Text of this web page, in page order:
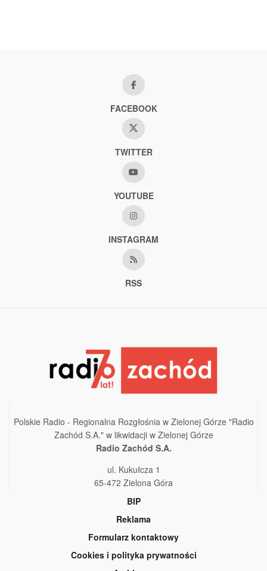
FACEBOOK
TWITTER
YOUTUBE
INSTAGRAM
RSS
Polskie Radio - Regionalna Rozgłośnia w Zielonej Górze "Radio
Zachód S.A." w likwidacji w Zielonej Górze
Radio Zachód S.A.
ul. Kukułcza 1
65-472 Zielona Góra
BIP
Reklama
Formularz kontaktowy
Cookies i polityka prywatności